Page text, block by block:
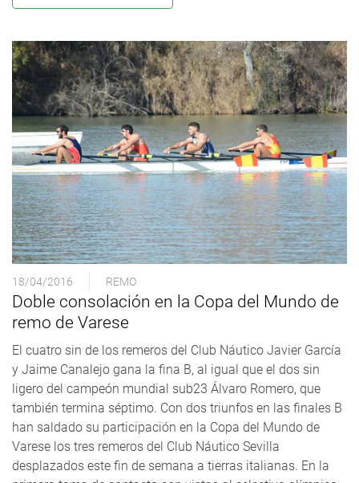
18/04/2016 REMO
Doble consolación en la Copa del Mundo de
remo de Varese
El cuatro sin de los remeros del Club Náutico Javier García
y Jaime Canalejo gana la fina B, al igual que el dos sin
ligero del campeón mundial sub23 Álvaro Romero, que
también termina séptimo. Con dos triunfos en las finales B
han saldado su participación en la Copa del Mundo de
Varese los tres remeros del Club Náutico Sevilla
desplazados este fin de semana a tierras italianas. En la